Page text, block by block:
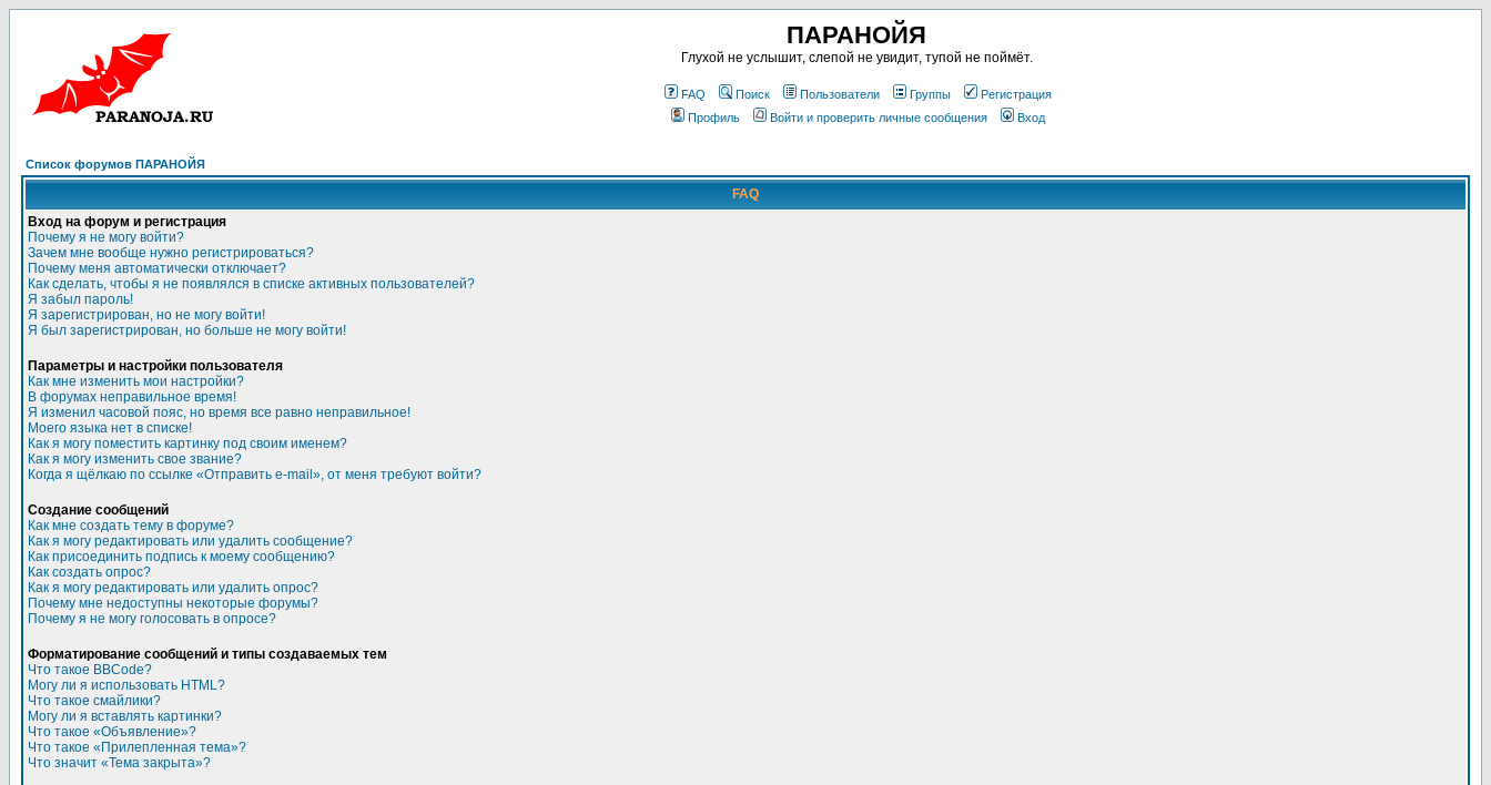
ПАРАНОЙЯ
Глухой не услышит, слепой не увидит, тупой не поймёт.
FAQ Поиск Пользователи Группы
Регистрация
Профиль
Войти и проверить личные сообщения Вход
Список форумов ПАРАНОЙЯ
FAQ
Вход на форум и регистрация
Почему я не могу войти?
Зачем мне вообще нужно регистрироваться?
Почему меня автоматически отключает?
Как сделать, чтобы я не появлялся в списке активных пользователей?
Я забыл пароль!
Я зарегистрирован, но не могу войти!
Я был зарегистрирован, но больше не могу войти!
Параметры и настройки пользователя
Как мне изменить мои настройки?
В форумах неправильное время!
Я изменил часовой пояс, но время все равно неправильное!
Моего языка нет в списке!
Как я могу поместить картинку под своим именем?
Как я могу изменить свое звание?
Когда я щёлкаю по ссылке «Отправить e-mail», от меня требуют войти?
Создание сообщений
Как мне создать тему в форуме?
Как я могу редактировать или удалить сообщение?
Как присоединить подпись к моему сообщению?
Как создать опрос?
Как я могу редактировать или удалить опрос?
Почему мне недоступны некоторые форумы?
Почему я не могу голосовать в опросе?
Форматирование сообщений и типы создаваемых тем
Что такое BBCode?
Могу ли я использовать HTML?
Что такое смайлики?
Могу ли я вставлять картинки?
Что такое «Объявление»?
Что такое «Прилепленная тема»?
Что значит «Тема закрыта»?